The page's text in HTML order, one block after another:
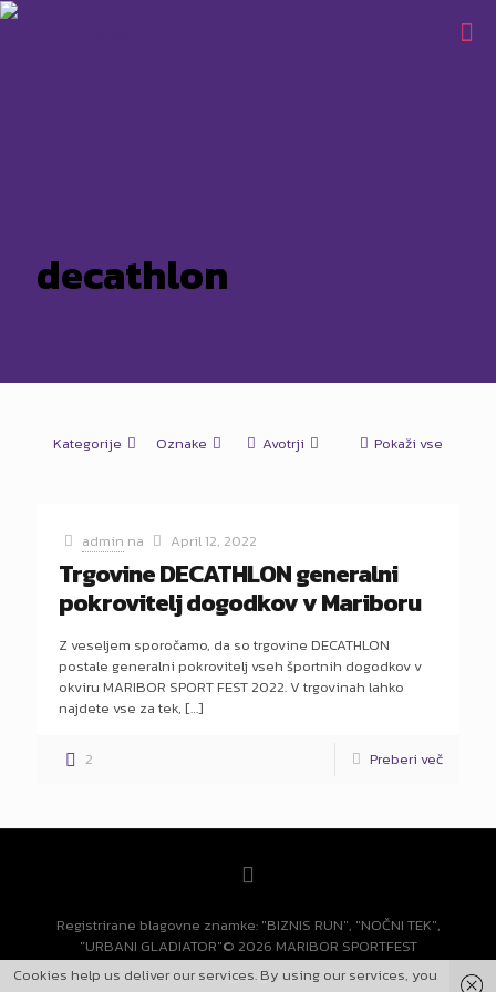
decathlon
Kategorije Oznake Avotrji Pokaži vse
admin na April 12, 2022
Trgovine DECATHLON generalni
pokrovitelj dogodkov v Mariboru
Z veseljem sporočamo, da so trgovine DECATHLON
postale generalni pokrovitelj vseh športnih dogodkov v
okviru MARIBOR SPORT FEST 2022. V trgovinah lahko
najdete vse za tek, […]
2 Preberi več
Registrirane blagovne znamke: "BIZNIS RUN", "NOČNI TEK",
"URBANI GLADIATOR"© 2026 MARIBOR SPORTFEST
Cookies help us deliver our services. By using our services, you